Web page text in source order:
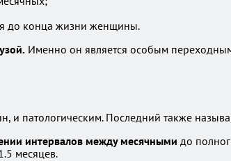
до конца жизни женщины.
Именно он является особым
и патологическим. Последний также
интервалов между месячными до
месяцев.